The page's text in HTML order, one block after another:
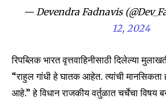
To subscribe, simply enter your email
or click the subscribe button below.
your privacy and won't spam your
— Devendra Fadnavis
12, 2024
रिपब्लिक भारत वृत्तवाहिनीसाठी दिलेल्या
“राहुल गांधी हे घातक आहेत. त्यांची मानसिकता
आहे.” हे विधान राजकीय वर्तुळात चर्चेचा